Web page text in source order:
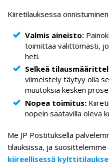
Kiiretilauksessa
Valmis aineisto:
toimittaa välittömästi,
heti.
Selkeä
viimeistely täytyy olla
muutoksia kesken
Nopea toimitus:
nopein saatavilla oleva
Me JP Postituksella
tilauksissa, ja suosittelemme
kiireellisessä